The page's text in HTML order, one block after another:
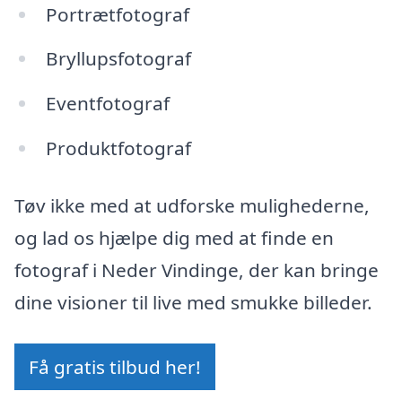
Portrætfotograf
Bryllupsfotograf
Eventfotograf
Produktfotograf
Tøv ikke med at udforske mulighederne,
og lad os hjælpe dig med at finde en
fotograf i Neder Vindinge, der kan bringe
dine visioner til live med smukke billeder.
Få gratis tilbud her!